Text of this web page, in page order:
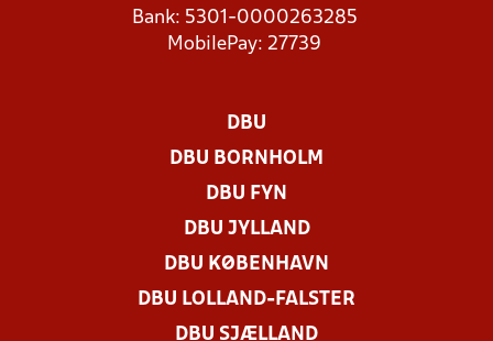
Bank: 5301-0000263285
MobilePay: 27739
DBU
DBU BORNHOLM
DBU FYN
DBU JYLLAND
DBU KØBENHAVN
DBU LOLLAND-FALSTER
DBU SJÆLLAND